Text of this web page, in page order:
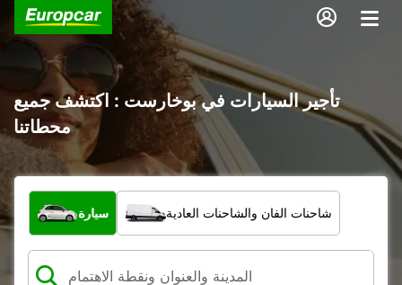
تأجير السيارات في بوخارست : اكتشف جميع
محطاتنا
ما نوع المركبة؟
سيارة شاحنات الفان والشاحنات العادية